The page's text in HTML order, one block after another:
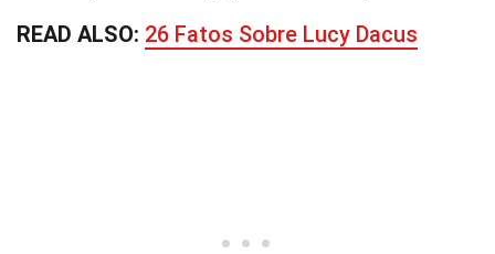
READ ALSO: 26 Fatos Sobre Lucy Dacus